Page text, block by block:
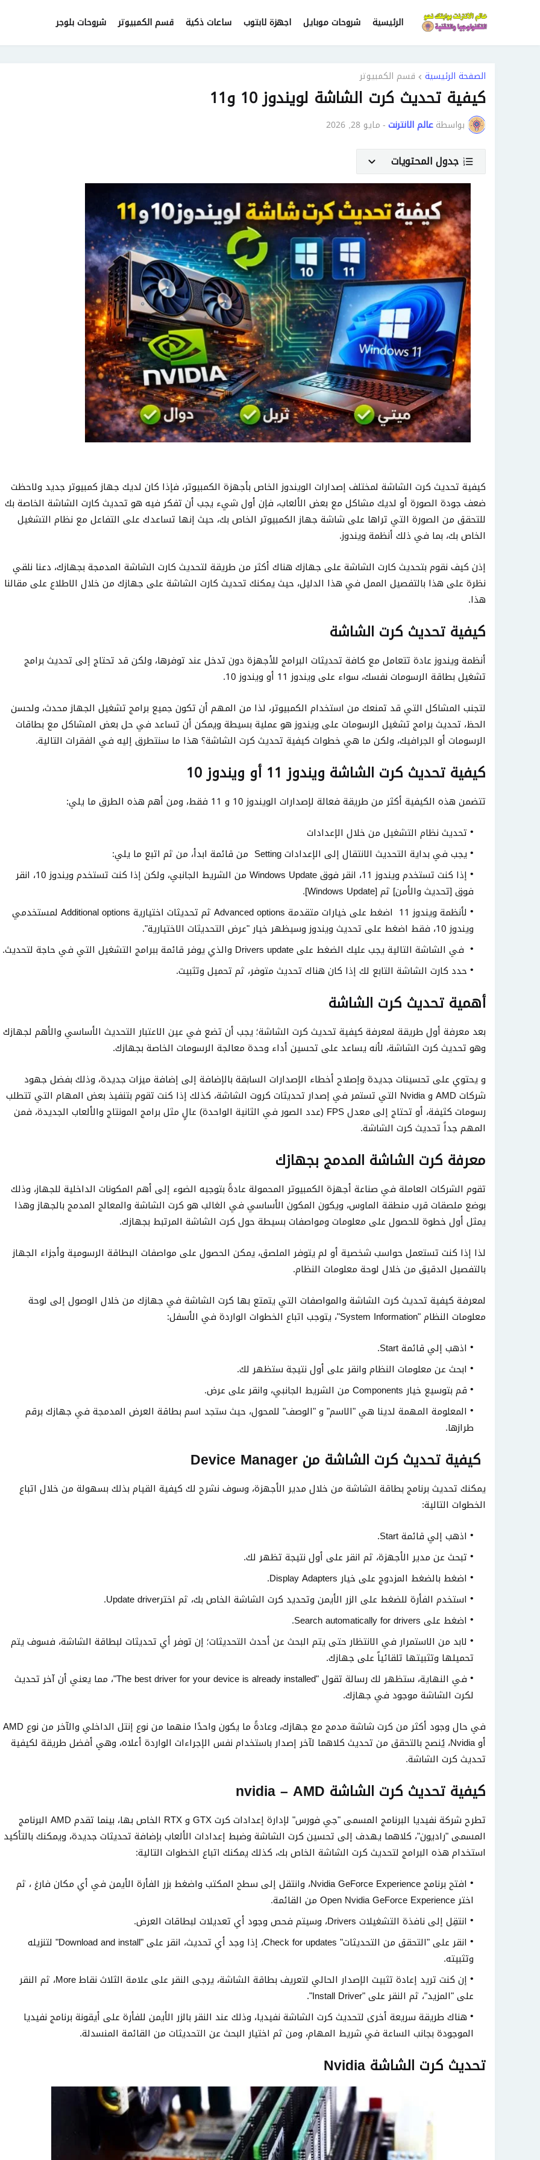
الرئيسية شروحات موبايل اجهزة لابتوب ساعات ذكية قسم الكمبيوتر شروحات بلوجر
الصفحة الرئيسية قسم الكمبيوتر
كيفية تحديث كرت الشاشة لويندوز 10 و11
بواسطةعالم الانترنت-مايو 28, 2026
جدول المحتويات
كيفية تحديث كرت الشاشة لمختلف إصدارات الويندوز الخاص بأجهزة الكمبيوتر، فإذا كان لديك جهاز كمبيوتر جديد ولاحظت
ضعف جودة الصورة أو لديك مشاكل مع بعض الألعاب، فإن أول شيء يجب أن تفكر فيه هو تحديث كارت الشاشة الخاصة بك
للتحقق من الصورة التي تراها على شاشة جهاز الكمبيوتر الخاص بك، حيث إنها تساعدك على التفاعل مع نظام التشغيل
الخاص بك، بما في ذلك أنظمة ويندوز.
إذن كيف نقوم بتحديث كارت الشاشة على جهازك هناك أكثر من طريقة لتحديث كارت الشاشة المدمجة بجهازك، دعنا نلقي
نظرة على هذا بالتفصيل الممل في هذا الدليل، حيث يمكنك تحديث كارت الشاشة على جهازك من خلال الاطلاع على مقالنا
هذا.
كيفية تحديث كرت الشاشة
أنظمة ويندوز عادة تتعامل مع كافة تحديثات البرامج للأجهزة دون تدخل عند توفرها، ولكن قد تحتاج إلى تحديث برامج
تشغيل بطاقة الرسومات نفسك، سواء على ويندوز 11 أو ويندوز 10.
لتجنب المشاكل التي قد تمنعك من استخدام الكمبيوتر، لذا من المهم أن تكون جميع برامج تشغيل الجهاز محدث، ولحسن
الحظ، تحديث برامج تشغيل الرسومات على ويندوز هو عملية بسيطة ويمكن أن تساعد في حل بعض المشاكل مع بطاقات
الرسومات أو الجرافيك، ولكن ما هي خطوات كيفية تحديث كرت الشاشة؟ هذا ما سنتطرق إليه في الفقرات التالية.
كيفية تحديث كرت الشاشة ويندوز 11 أو ويندوز 10
تتضمن هذه الكيفية أكثر من طريقة فعالة لإصدارات الويندوز 10 و 11 فقط، ومن أهم هذه الطرق ما يلي:
تحديث نظام التشغيل من خلال الإعدادات
يجب في بداية التحديث الانتقال إلى الإعدادات Setting من قائمة ابدأ، من ثم اتبع ما يلي:
إذا كنت تستخدم ويندوز 11، انقر فوق Windows Update من الشريط الجانبي، ولكن إذا كنت تستخدم ويندوز 10، انقر
فوق [تحديث والأمن] ثم [Windows Update].
لأنظمة ويندوز 11 اضغط على خيارات متقدمة Advanced options ثم تحديثات اختيارية Additional options لمستخدمي
ويندوز 10، فقط اضغط على تحديث ويندوز وسيظهر خيار "عرض التحديثات الاختيارية".
في الشاشة التالية يجب عليك الضغط على Drivers update والذي يوفر قائمة ببرامج التشغيل التي في حاجة لتحديث.
حدد كارت الشاشة التابع لك إذا كان هناك تحديث متوفر، ثم تحميل وتثبيت.
أهمية تحديث كرت الشاشة
بعد معرفة أول طريقة لمعرفة كيفية تحديث كرت الشاشة؛ يجب أن تضع في عين الاعتبار التحديث الأساسي والأهم لجهازك
وهو تحديث كرت الشاشة، لأنه يساعد على تحسين أداء وحدة معالجة الرسومات الخاصة بجهازك.
و يحتوي على تحسينات جديدة وإصلاح أخطاء الإصدارات السابقة بالإضافة إلى إضافة ميزات جديدة، وذلك بفضل جهود
شركات AMD و Nvidia التي تستمر في إصدار تحديثات كروت الشاشة، كذلك إذا كنت تقوم بتنفيذ بعض المهام التي تتطلب
رسومات كثيفة، أو تحتاج إلى معدل FPS (عدد الصور في الثانية الواحدة) عالٍ مثل برامج المونتاج والألعاب الجديدة، فمن
المهم جداً تحديث كرت الشاشة.
معرفة كرت الشاشة المدمج بجهازك
تقوم الشركات العاملة في صناعة أجهزة الكمبيوتر المحمولة عادةً بتوجيه الضوء إلى أهم المكونات الداخلية للجهاز، وذلك
بوضع ملصقات قرب منطقة الماوس، ويكون المكون الأساسي في الغالب هو كرت الشاشة والمعالج المدمج بالجهاز وهذا
يمثل أول خطوة للحصول على معلومات ومواصفات بسيطة حول كرت الشاشة المرتبط بجهازك.
لذا إذا كنت تستعمل حواسب شخصية أو لم يتوفر الملصق، يمكن الحصول على مواصفات البطاقة الرسومية وأجزاء الجهاز
بالتفصيل الدقيق من خلال لوحة معلومات النظام.
لمعرفة كيفية تحديث كرت الشاشة والمواصفات التي يتمتع بها كرت الشاشة في جهازك من خلال الوصول إلى لوحة
معلومات النظام "System Information"، يتوجب اتباع الخطوات الواردة في الأسفل:
اذهب إلي قائمة Start.
ابحث عن معلومات النظام وانقر على أول نتيجة ستظهر لك.
قم بتوسيع خيار Components من الشريط الجانبي، وانقر على عرض.
المعلومة المهمة لدينا هي "الاسم" و "الوصف" للمحول، حيث ستجد اسم بطاقة العرض المدمجة في جهازك برقم
طرازها.
كيفية تحديث كرت الشاشة من Device Manager
يمكنك تحديث برنامج بطاقة الشاشة من خلال مدير الأجهزة، وسوف نشرح لك كيفية القيام بذلك بسهولة من خلال اتباع
الخطوات التالية:
اذهب إلي قائمة Start.
تبحث عن مدير الأجهزة، ثم انقر على أول نتيجة تظهر لك.
اضغط بالضغط المزدوج على خيار Display Adapters.
استخدم الفأرة للضغط على الزر الأيمن وتحديد كرت الشاشة الخاص بك، ثم اخترUpdate driver.
اضغط على Search automatically for drivers.
لابد من الاستمرار في الانتظار حتى يتم البحث عن أحدث التحديثات؛ إن توفر أي تحديثات لبطاقة الشاشة، فسوف يتم
تحميلها وتثبيتها تلقائياً على جهازك.
في النهاية، ستظهر لك رسالة تقول "The best driver for your device is already installed"، مما يعني أن آخر تحديث
لكرت الشاشة موجود في جهازك.
في حال وجود أكثر من كرت شاشة مدمج مع جهازك، وعادةً ما يكون واحدًا منهما من نوع إنتل الداخلي والآخر من نوع AMD
أو Nvidia، يُنصح بالتحقق من تحديث كلاهما لآخر إصدار باستخدام نفس الإجراءات الواردة أعلاه، وهي أفضل طريقة لكيفية
تحديث كرت الشاشة.
كيفية تحديث كرت الشاشة nvidia – AMD
تطرح شركة نفيديا البرنامج المسمى "جي فورس" لإدارة إعدادات كرت GTX و RTX الخاص بها، بينما تقدم AMD البرنامج
المسمى "راديون"، كلاهما يهدف إلى تحسين كرت الشاشة وضبط إعدادات الألعاب بإضافة تحديثات جديدة، ويمكنك بالتأكيد
استخدام هذه البرامج لتحديث كرت الشاشة الخاص بك، كذلك يمكنك اتباع الخطوات التالية:
افتح برنامج Nvidia GeForce Experience، وانتقل إلى سطح المكتب واضغط بزر الفأرة الأيمن في أي مكان فارغ ، ثم
اختر Open Nvidia GeForce Experience من القائمة.
انتقِل إلى نافذة التشغيلات Drivers، وسيتم فحص وجود أي تعديلات لبطاقات العرض.
انقر على "التحقق من التحديثات" Check for updates، إذا وجد أي تحديث، انقر على "Download and install" لتنزيله
وتثبيته.
إن كنت تريد إعادة تثبيت الإصدار الحالي لتعريف بطاقة الشاشة، يرجى النقر على علامة الثلاث نقاط More، ثم النقر
على "المزيد"، ثم النقر على "Install Driver".
هناك طريقة سريعة أخرى لتحديث كرت الشاشة نفيديا، وذلك عند النقر بالزر الأيمن للفأرة على أيقونة برنامج نفيديا
الموجودة بجانب الساعة في شريط المهام، ومن ثم اختيار البحث عن التحديثات من القائمة المنسدلة.
تحديث كرت الشاشة Nvidia